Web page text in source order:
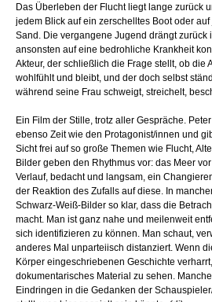
Das Überleben der Flucht liegt lange zurück
jedem Blick auf ein zerschelltes Boot oder
Sand. Die vergangene Jugend drängt zurück
ansonsten auf eine bedrohliche Krankheit
Akteur, der schließlich die Frage stellt, ob die
wohlfühlt und bleibt, und der doch selbst
während seine Frau schweigt, streichelt,
Ein Film der Stille, trotz aller Gespräche.
ebenso Zeit wie den Protagonist/innen und
Sicht frei auf so große Themen wie Flucht,
Bilder geben den Rhythmus vor: das Meer
Verlauf, bedacht und langsam, ein
der Reaktion des Zufalls auf diese. In
Schwarz-Weiß-Bilder so klar, dass die
macht. Man ist ganz nahe und meilenweit
sich identifizieren zu können. Man schaut,
anderes Mal unparteiisch distanziert. Wenn
Körper eingeschriebenen Geschichte
dokumentarisches Material zu sehen.
Eindringen in die Gedanken der